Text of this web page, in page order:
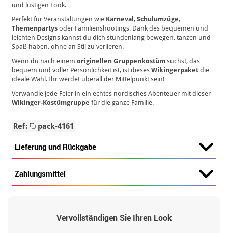
und lustigen Look.
Perfekt für Veranstaltungen wie Karneval,Schulumzüge,
Themenpartys oder Familienshootings. Dank des bequemen und
leichten Designs kannst du dich stundenlang bewegen, tanzen und
Spaß haben, ohne an Stil zu verlieren.
Wenn du nach einemoriginellen Gruppenkostüm suchst, das
bequem und voller Persönlichkeit ist, ist diesesWikingerpaket die
ideale Wahl. Ihr werdet überall der Mittelpunkt sein!
Verwandle jede Feier in ein echtes nordisches Abenteuer mit dieser
Wikinger-Kostümgruppe für die ganze Familie.
Ref: pack-4161
Lieferung und Rückgabe
Zahlungsmittel
Vervollständigen Sie Ihren Look